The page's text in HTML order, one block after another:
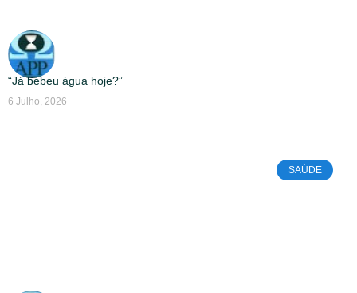
“Já bebeu água hoje?”
6 Julho, 2026
SAÚDE